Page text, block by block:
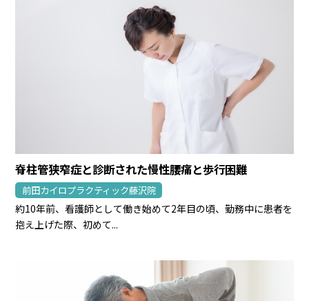
脊柱管狭窄症と診断された慢性腰痛と歩行困難
前田カイロプラクティック藤沢院
約10年前、看護師として働き始めて2年目の頃、勤務中に患者を
抱え上げた際、初めて...